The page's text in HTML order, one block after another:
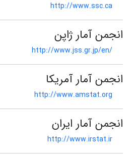
http://www.ssc.ca
انجمن آمار ژاپن
http://www.jss.gr.jp/en/
انجمن آمار آمریکا
http://www.amstat.org
انجمن آمار ایران
http://www.irstat.ir